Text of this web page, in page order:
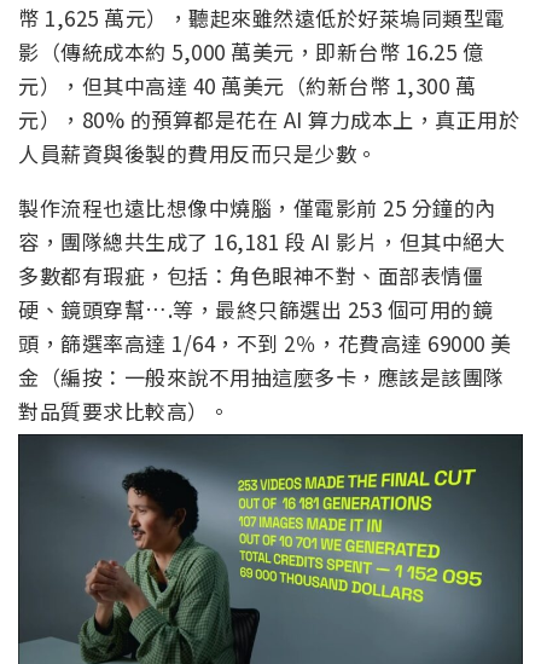
幣 1,625 萬元），聽起來雖然遠低於好萊塢同類型電
影（傳統成本約 5,000 萬美元，即新台幣 16.25 億
元），但其中高達 40 萬美元（約新台幣 1,300 萬
元），80% 的預算都是花在 AI 算力成本上，真正用於
人員薪資與後製的費用反而只是少數。
製作流程也遠比想像中燒腦，僅電影前 25 分鐘的內
容，團隊總共生成了 16,181 段 AI 影片，但其中絕大
多數都有瑕疵，包括：角色眼神不對、面部表情僵
硬、鏡頭穿幫….等，最終只篩選出 253 個可用的鏡
頭，篩選率高達 1/64，不到 2％，花費高達 69000 美
金（編按：一般來說不用抽這麼多卡，應該是該團隊
對品質要求比較高）。